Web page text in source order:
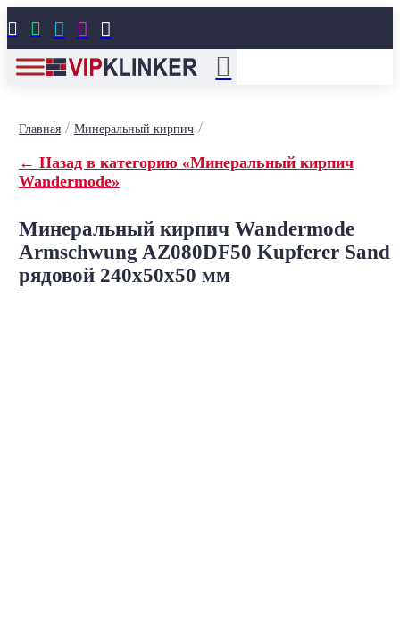
    
Главная/ Минеральный кирпич/
← Назад в категорию «Минеральный кирпич
Wandermode»
Минеральный кирпич Wandermode
Armschwung AZ080DF50 Kupferer Sand
рядовой 240x50x50 мм